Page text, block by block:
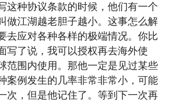
这种协议条款的时候，他们有一个
做江湖越老胆子越小。这事怎么解
去应对各种各样的极端情况。你比
写了说，我可以授权再去海外使
范围内使用。那他一定是见过某些
案例发生的几率非常非常小，可能
次，但是他记住了。等到下一次再